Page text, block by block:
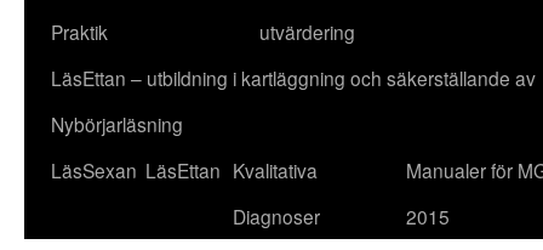
Praktik
utvärdering
LäsEttan – utbildning i kartläggning och säkerställande av
Nybörjarläsning
LäsSexan LäsEttan Kvalitativa
Diagnoser
Manualer för
2015